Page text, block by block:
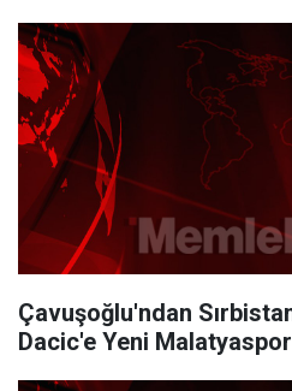
Çavuşoğlu'ndan
Dacic'e Yeni